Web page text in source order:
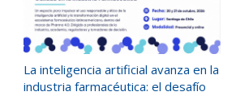
La inteligencia artificial avanza en la
industria farmacéutica: el desafío